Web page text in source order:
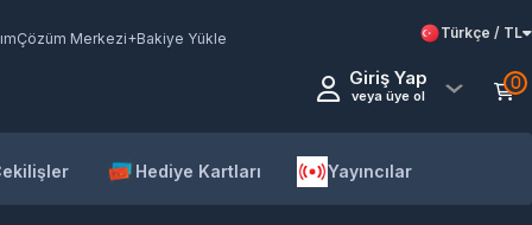
Çözüm Merkezi+Bakiye Yükle Türkçe / TL
Giriş Yap
veya üye ol
0
Hediye Kartları Yayıncılar